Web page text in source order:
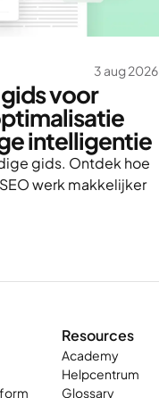
3 aug 2026
gids voor
intelligentie
gids. Ontdek hoe
werk makkelijker
Resources
Academy
Helpcentrum
Glossary